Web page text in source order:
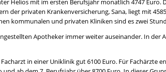
Helios mit im ersten Berufsjahr monatlich 4747 Euro.
der privaten Krankenversicherung, Sana, liegt mit
kommunalen und privaten Kliniken sind es zwei
Apotheker immer weiter auseinander. In der
in einer Uniklinik gut 6100 Euro. Für Fachärzte